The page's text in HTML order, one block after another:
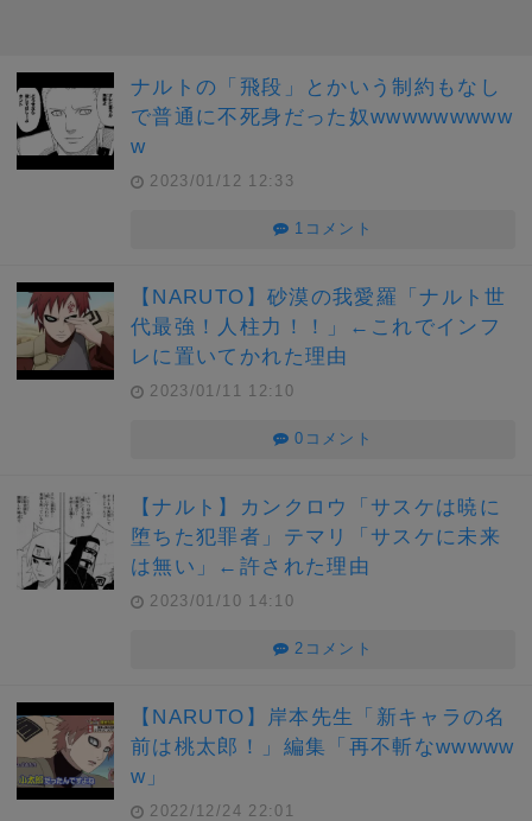
ナルトの「飛段」とかいう制約もなし
で普通に不死身だった奴wwwwwwwww
w
2023/01/12 12:33
1コメント
【NARUTO】砂漠の我愛羅「ナルト世
代最強！人柱力！！」←これでインフ
レに置いてかれた理由
2023/01/11 12:10
0コメント
【ナルト】カンクロウ「サスケは暁に
堕ちた犯罪者」テマリ「サスケに未来
は無い」←許された理由
2023/01/10 14:10
2コメント
【NARUTO】岸本先生「新キャラの名
前は桃太郎！」編集「再不斬なwwwww
w」
2022/12/24 22:01